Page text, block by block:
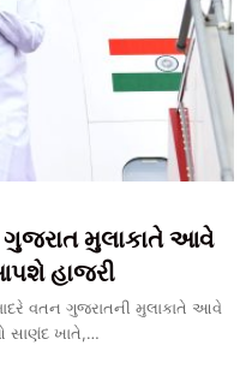
ગુજરાત મુલાકાતે આવે
હાજરી
વતન ગુજરાતની મુલાકાતે આવે
સાણંદ ખાતે,…